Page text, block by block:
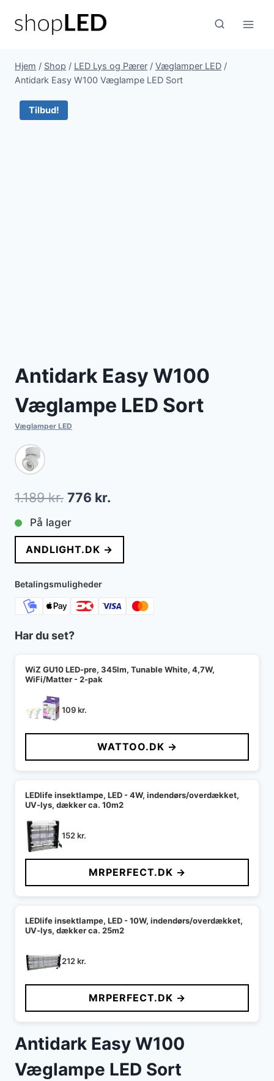
Hjem / Shop / LED Lys og Pærer / Væglamper LED /
Antidark Easy W100 Væglampe LED Sort
Tilbud!
Antidark Easy W100
Væglampe LED Sort
Væglamper LED
1.189kr. Den
oprindelige
pris
var:
1.189 kr..
776 kr.
pris
er:
På lager
ANDLIGHT.DK →
Betalingsmuligheder
Har du set?
WiZ GU10 LED-pre, 345lm, Tunable White, 4,7W,
WiFi/Matter - 2-pak
109kr.
WATTOO.DK →
LEDlife insektlampe, LED - 4W, indendørs/overdækket,
UV-lys, dækker ca. 10m2
152kr.
MRPERFECT.DK →
LEDlife insektlampe, LED - 10W, indendørs/overdækket,
UV-lys, dækker ca. 25m2
212kr.
MRPERFECT.DK →
Antidark Easy W100
Væglampe LED Sort